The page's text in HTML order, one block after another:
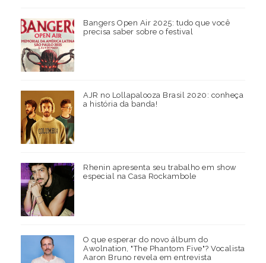
Bangers Open Air 2025: tudo que você
precisa saber sobre o festival
AJR no Lollapalooza Brasil 2020: conheça
a história da banda!
Rhenin apresenta seu trabalho em show
especial na Casa Rockambole
O que esperar do novo álbum do
Awolnation, "The Phantom Five"? Vocalista
Aaron Bruno revela em entrevista